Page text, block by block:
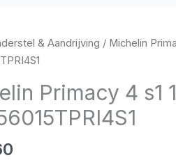
& Aandrijving / Michelin
Primacy 4 s1